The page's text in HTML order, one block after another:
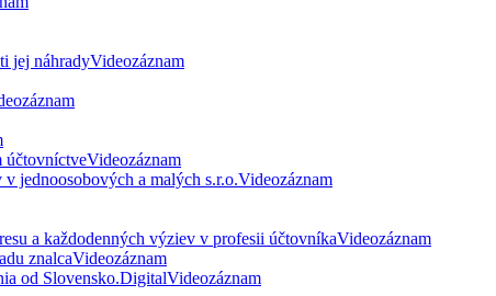
jej náhradyVideozáznam
účtovníctveVideozáznam
jednoosobových a malých s.r.o.Videozáznam
a každodenných výziev v profesii účtovníkaVideozáznam
znalcaVideozáznam
od Slovensko.DigitalVideozáznam